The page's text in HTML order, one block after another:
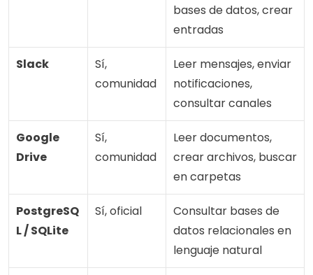
bases de datos, crear
entradas
Slack
Sí,
comunidad
Leer mensajes, enviar
notificaciones,
consultar canales
Google
Drive
Sí,
comunidad
Leer documentos,
crear archivos, buscar
en carpetas
PostgreSQ
L / SQLite
Sí, oficial
Consultar bases de
datos relacionales en
lenguaje natural